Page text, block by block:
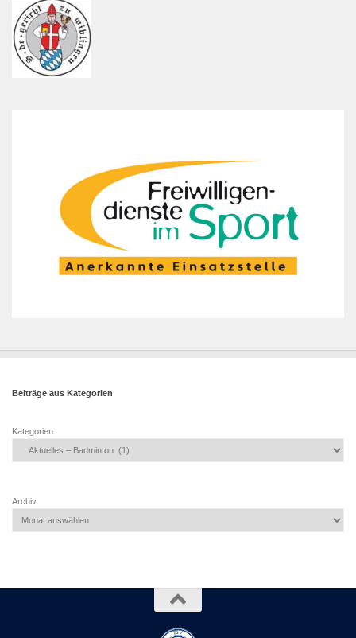
Beiträge aus Kategorien
Kategorien
Archiv